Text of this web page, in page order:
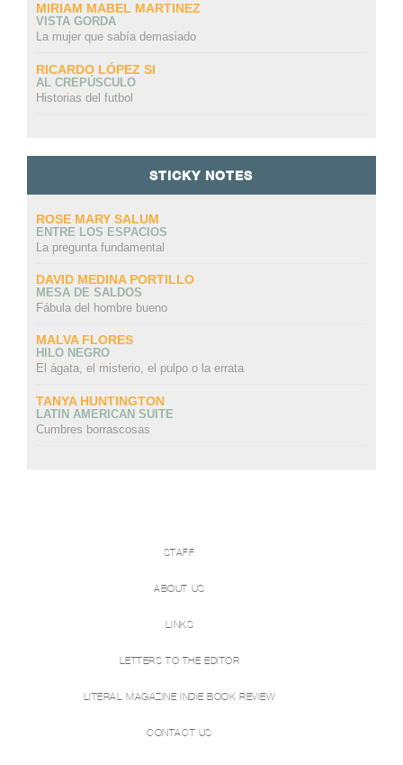
MIRIAM MABEL MARTINEZ
VISTA GORDA
La mujer que sabía demasiado
RICARDO LÓPEZ SI
AL CREPÚSCULO
Historias del futbol
STICKY NOTES
ROSE MARY SALUM
ENTRE LOS ESPACIOS
La pregunta fundamental
DAVID MEDINA PORTILLO
MESA DE SALDOS
Fábula del hombre bueno
MALVA FLORES
HILO NEGRO
El ágata, el misterio, el pulpo o la errata
TANYA HUNTINGTON
LATIN AMERICAN SUITE
Cumbres borrascosas
STAFF
ABOUT US
LINKS
LETTERS TO THE EDITOR
LITERAL MAGAZINE INDIE BOOK REVIEW
CONTACT US